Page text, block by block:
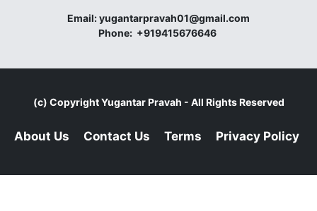
Email:yugantarpravah01@gmail.com
Phone: +919415676646
(c) CopyrightYugantar Pravah - All Rights Reserved
About Us Contact Us Terms Privacy Policy